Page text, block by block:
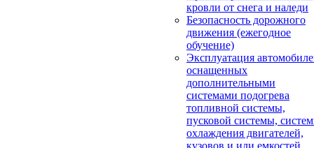
кровли от снега и наледи
Безопасность дорожного
движения (ежегодное
обучение)
Эксплуатация
оснащенных
дополнительными
системами подогрева
топливной системы,
пусковой системы,
охлаждения двигателей,
кузовов и или емкостей